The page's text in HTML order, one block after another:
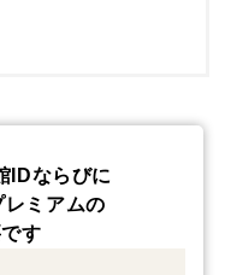
IDならびに
ミアムの
す